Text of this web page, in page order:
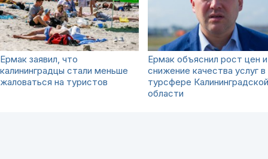
Ермак заявил, что
калининградцы стали меньше
жаловаться на туристов
Ермак объяснил рост цен и
снижение качества услуг в
турсфере Калининградской
области